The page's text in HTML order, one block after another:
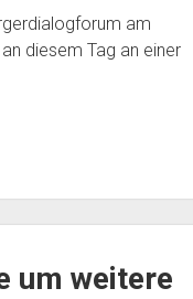
am
diesem Tag an einer
um weitere